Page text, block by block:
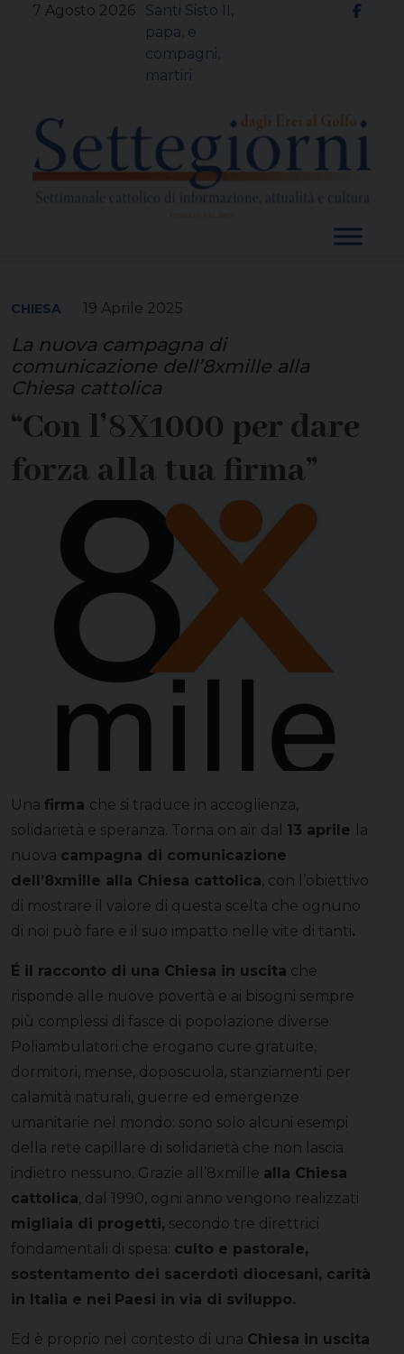
7 Agosto 2026
Santi Sisto II,
papa, e
compagni,
martiri
19 Aprile 2025
CHIESA
La nuova campagna di
comunicazione dell’8xmille alla
Chiesa cattolica
“Con l’8X1000 per dare
forza alla tua firma”
Una firma che si traduce in accoglienza,
solidarietà e speranza. Torna on air dal 13 aprile
la
nuova campagna di comunicazione
dell’8xmille alla Chiesa cattolica , con l’obiettivo
di mostrare il valore di questa scelta che ognuno
di noi può fare e il suo impatto nelle vite di tanti.
É il racconto di una Chiesa in uscita che
risponde alle nuove povertà e ai bisogni sempre
più complessi di fasce di popolazione diverse.
Poliambulatori che erogano cure gratuite,
dormitori, mense, doposcuola, stanziamenti per
calamità naturali, guerre ed emergenze
umanitarie nel mondo: sono solo alcuni esempi
della rete capillare di solidarietà che non lascia
indietro nessuno. Grazie all’8xmille alla Chiesa
cattolica , dal 1990, ogni anno vengono realizzati
migliaia di progetti, secondo tre direttrici
fondamentali di spesa: culto e pastorale,
sostentamento dei sacerdoti diocesani, carità
in Italia e nei Paesi in via di sviluppo.
Ed è proprio nel contesto di una Chiesa in uscita